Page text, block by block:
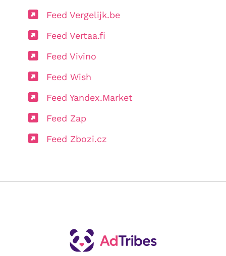
Feed Vergelijk.be
Feed Vertaa.fi
Feed Vivino
Feed Wish
Feed Yandex.Market
Feed Zap
Feed Zbozi.cz